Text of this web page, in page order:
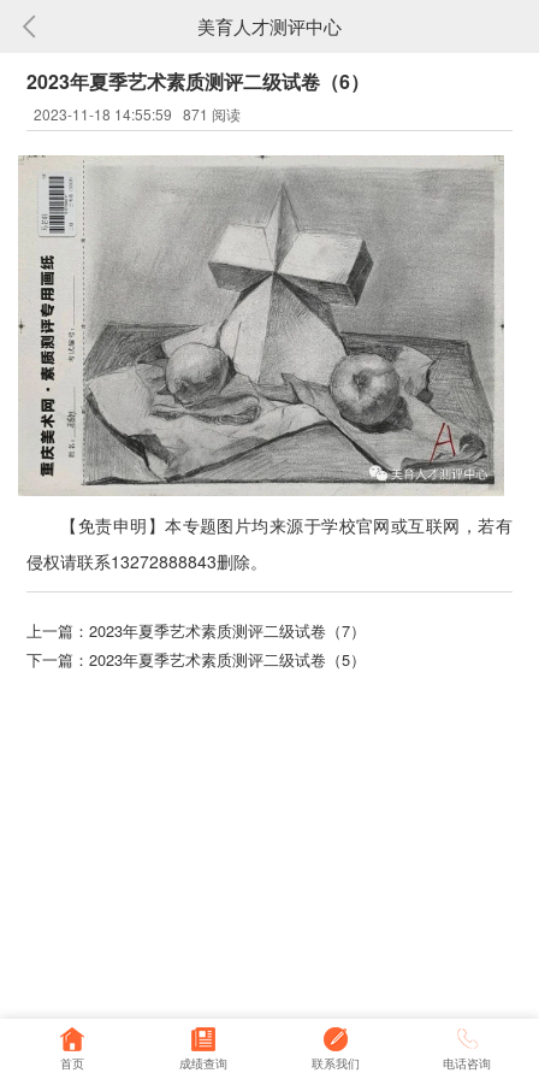
美育人才测评中心
2023年夏季艺术素质测评二级试卷（6）
2023-11-18 14:55:59871 阅读
【免责申明】本专题图片均来源于学校官网或互联网，若有
侵权请联系13272888843删除。
上一篇：2023年夏季艺术素质测评二级试卷（7）
下一篇：2023年夏季艺术素质测评二级试卷（5）
首页 成绩查询 联系我们 电话咨询